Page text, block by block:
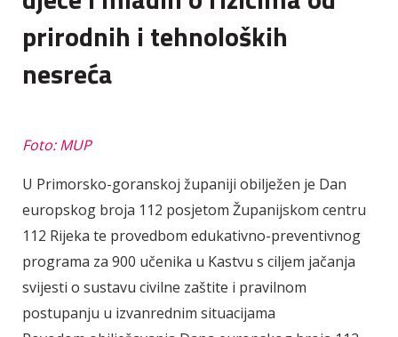
prirodnih i tehnoloških
nesreća
Foto: MUP
U Primorsko-goranskoj županiji obilježen je Dan
europskog broja 112 posjetom Županijskom centru
112 Rijeka te provedbom edukativno-preventivnog
programa za 900 učenika u Kastvu s ciljem jačanja
svijesti o sustavu civilne zaštite i pravilnom
postupanju u izvanrednim situacijama